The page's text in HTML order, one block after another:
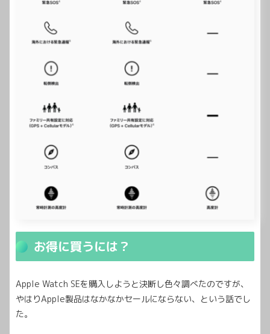
お得に買うには？
Apple Watch SEを購入しようと決断し色々調べたのですが、
やはりApple製品はなかなかセールにならない、という話でし
た。